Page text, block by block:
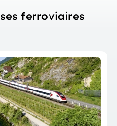
ferroviaires